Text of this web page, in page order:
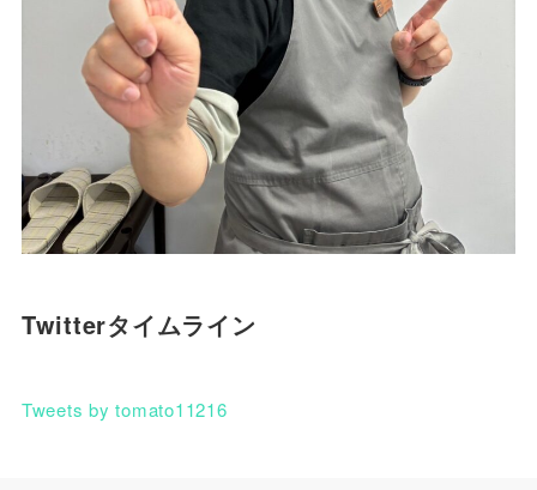
Twitterタイムライン
Tweets by tomato11216